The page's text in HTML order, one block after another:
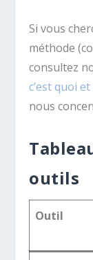
Si vous
méthode
consultez
c’est quoi
nous
outils
Outil